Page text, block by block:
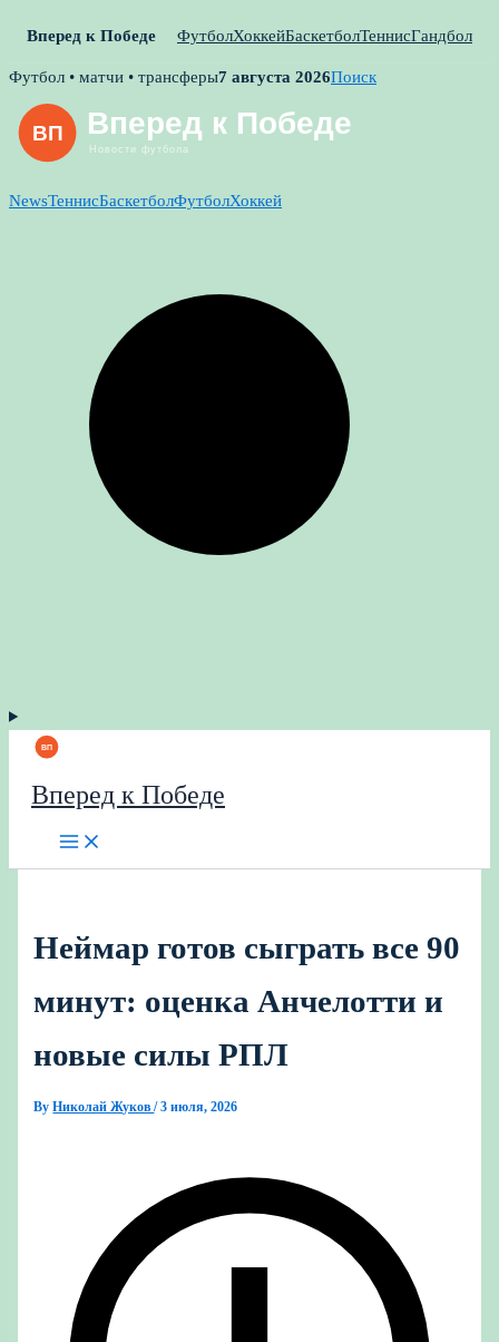
Вперед к Победе ФутболХоккейБаскетболТеннисГандбол
Skip
content
Футбол • матчи • трансферы7 августа 2026Поиск
NewsТеннисБаскетболФутболХоккей
Вперед к Победе
Неймар готов сыграть все 90
минут: оценка Анчелотти и
новые силы РПЛ
ByНиколай Жуков/3 июля, 2026